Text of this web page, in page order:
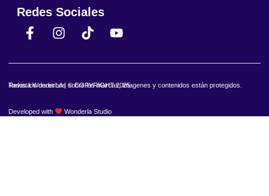
Redes Sociales
Revista WonderLA | © COPYRIGHT 2025
Todos los derechos sobre las marcas, imagenes y contenidos están protegidos.
Developed with Wonderla Studio